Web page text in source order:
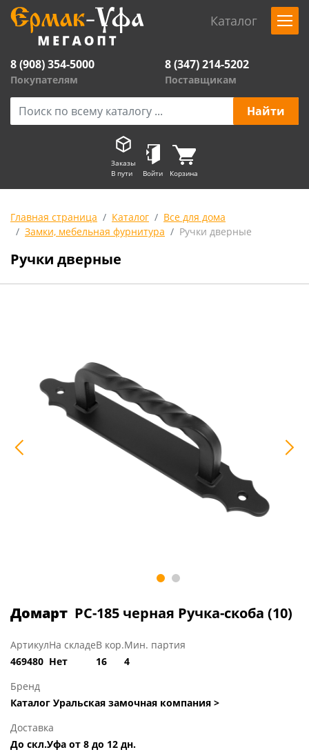
Каталог
8 (908) 354-5000
Покупателям
8 (347) 214-5202
Поставщикам
Заказы
В пути
Войти Корзина
Главная страница Каталог
Все для дома
Замки, мебельная фурнитура
Ручки дверные
Ручки дверные
Домарт РС-185 черная Ручка-скоба (10)
Артикул
469480
На складе
Нет
В кор.
16
Мин. партия
4
Бренд
Каталог Уральская замочная компания >
Доставка
До скл.Уфа от 8 до 12 дн.